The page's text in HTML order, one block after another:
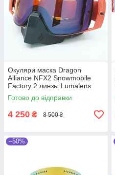
Окуляри маска Dragon
Alliance NFX2 Snowmobile
Factory 2 линзы Lumalens
Flash Blue / Dark Smoke
Готово до відправки
4 250 ₴ 8 500 ₴
–50%